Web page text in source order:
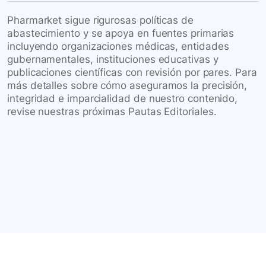
Pharmarket sigue rigurosas políticas de
abastecimiento y se apoya en fuentes primarias
incluyendo organizaciones médicas, entidades
gubernamentales, instituciones educativas y
publicaciones científicas con revisión por pares. Para
más detalles sobre cómo aseguramos la precisión,
integridad e imparcialidad de nuestro contenido,
revise nuestras próximas Pautas Editoriales.